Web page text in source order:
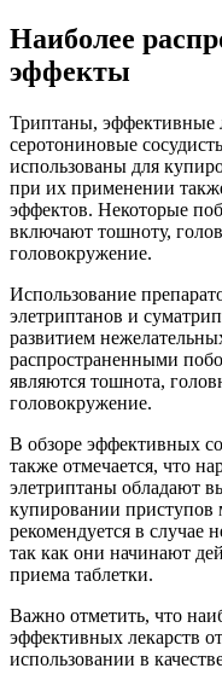
Наиболее
эффекты
Триптаны, эффективные
серотониновые
использованы для
при их применении
эффектов. Некоторые
включают тошноту,
головокружение.
Использование
элетриптанов и
развитием
распространенными
являются тошнота,
головокружение.
В обзоре эффективных
также отмечается, что
элетриптаны обладают
купировании приступов
рекомендуется в случае
так как они начинают
приема таблетки.
Важно отметить, что
эффективных лекарств
использовании в